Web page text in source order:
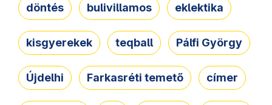
döntés bulivillamos eklektika
kisgyerekek teqball Pálfi György
Újdelhi Farkasréti temető címer